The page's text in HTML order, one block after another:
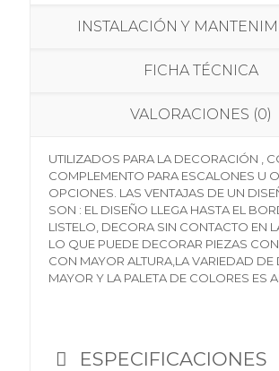
INSTALACIÓN Y
FICHA TÉCNICA
VALORACIONES (0)
UTILIZADOS PARA LA DECORACIÓN ,
COMPLEMENTO PARA ESCALONES U
OPCIONES. LAS VENTAJAS DE UN
SON : EL DISEÑO LLEGA HASTA EL
LISTELO, DECORA SIN CONTACTO EN
LO QUE PUEDE DECORAR PIEZAS CON
CON MAYOR ALTURA,LA VARIEDAD DE
MAYOR Y LA PALETA DE COLORES ES
ESPECIFICACIONES